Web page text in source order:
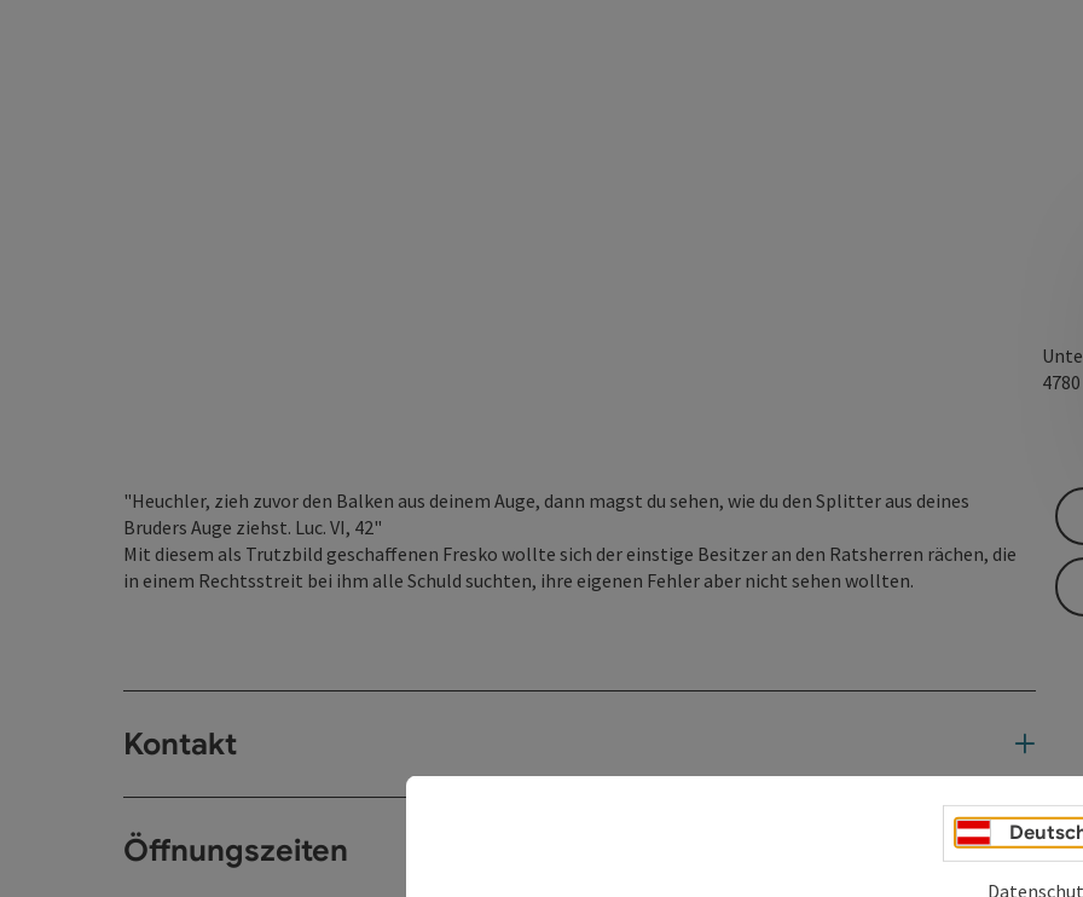
4780
"Heuchler, zieh zuvor den Balken aus deinem Auge, dann magst du sehen, wie du den Splitter aus deines
Bruders Auge ziehst. Luc. VI, 42"
Mit diesem als Trutzbild geschaffenen Fresko wollte sich der einstige Besitzer an den Ratsherren rächen, die
in einem Rechtsstreit bei ihm alle Schuld suchten, ihre eigenen Fehler aber nicht sehen wollten.
Kontakt
Öffnungszeiten